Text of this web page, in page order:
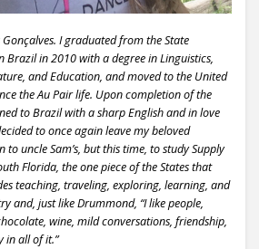
I graduated from the State
Brazil in 2010 with a degree in Linguistics,
and Education, and moved to the United
the Au Pair life. Upon completion of the
to Brazil with a sharp English and in love
to once again leave my beloved
uncle Sam’s, but this time, to study Supply
Florida, the one piece of the States that
teaching, traveling, exploring, learning, and
and, just like Drummond, “I like people,
wine, mild conversations, friendship,
in all of it.”